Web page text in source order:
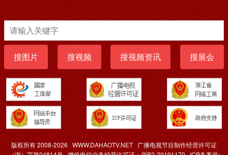
搜图片 搜视频 搜视频资讯 搜展会
版权所有 2008-2026 WWW.DAHAOTV.NET 广播电视节目制作经营许可证